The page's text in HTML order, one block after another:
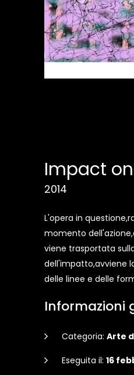
Impact
2014
L'opera in
momento
viene trasportata
dell'impatto,avviene
delle linee e delle
Informazioni
Categoria: Arte
Eseguita il: 16